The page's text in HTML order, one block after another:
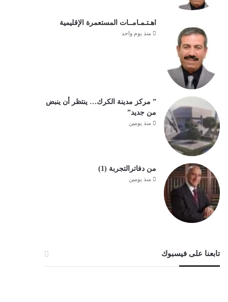
اهـتـمـامــات المستعمرة الإقليمية
منذ يوم واحد
” مركز مدينة الكرك… ينتظر أن ينبض
من جديد”
منذ يومين
من دفاترالتجربة (1)
منذ يومين
تابعنا على فيسبوك